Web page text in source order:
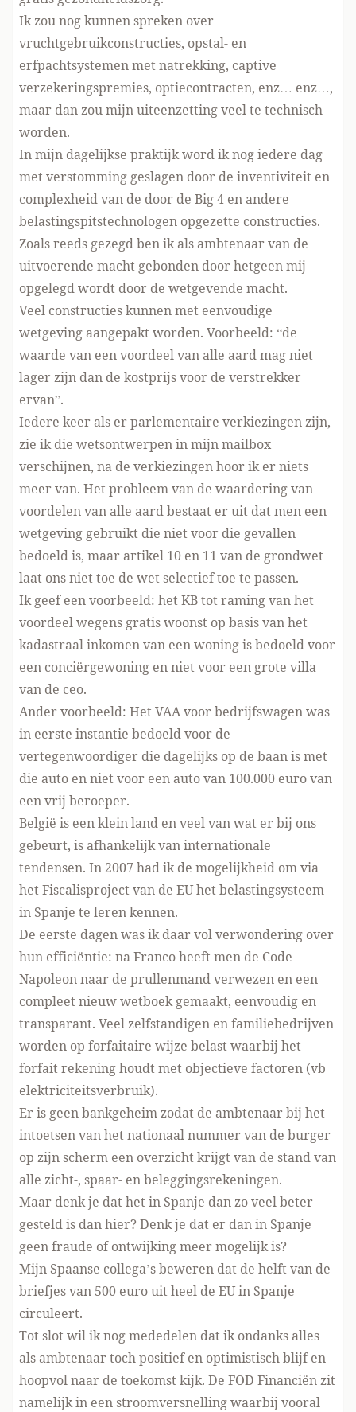
Ik zou nog kunnen spreken over
vruchtgebruikconstructies, opstal- en
erfpachtsystemen met natrekking, captive
verzekeringspremies, optiecontracten, enz… enz…,
maar dan zou mijn uiteenzetting veel te technisch
worden.
In mijn dagelijkse praktijk word ik nog iedere dag
met verstomming geslagen door de inventiviteit en
complexheid van de door de Big 4 en andere
belastingspitstechnologen opgezette constructies.
Zoals reeds gezegd ben ik als ambtenaar van de
uitvoerende macht gebonden door hetgeen mij
opgelegd wordt door de wetgevende macht.
Veel constructies kunnen met eenvoudige
wetgeving aangepakt worden. Voorbeeld: “de
waarde van een voordeel van alle aard mag niet
lager zijn dan de kostprijs voor de verstrekker
ervan”.
Iedere keer als er parlementaire verkiezingen zijn,
zie ik die wetsontwerpen in mijn mailbox
verschijnen, na de verkiezingen hoor ik er niets
meer van. Het probleem van de waardering van
voordelen van alle aard bestaat er uit dat men een
wetgeving gebruikt die niet voor die gevallen
bedoeld is, maar artikel 10 en 11 van de grondwet
laat ons niet toe de wet selectief toe te passen.
Ik geef een voorbeeld: het KB tot raming van het
voordeel wegens gratis woonst op basis van het
kadastraal inkomen van een woning is bedoeld voor
een conciërgewoning en niet voor een grote villa
van de ceo.
Ander voorbeeld: Het VAA voor bedrijfswagen was
in eerste instantie bedoeld voor de
vertegenwoordiger die dagelijks op de baan is met
die auto en niet voor een auto van 100.000 euro van
een vrij beroeper.
België is een klein land en veel van wat er bij ons
gebeurt, is afhankelijk van internationale
tendensen. In 2007 had ik de mogelijkheid om via
het Fiscalisproject van de EU het belastingsysteem
in Spanje te leren kennen.
De eerste dagen was ik daar vol verwondering over
hun efficiëntie: na Franco heeft men de Code
Napoleon naar de prullenmand verwezen en een
compleet nieuw wetboek gemaakt, eenvoudig en
transparant. Veel zelfstandigen en familiebedrijven
worden op forfaitaire wijze belast waarbij het
forfait rekening houdt met objectieve factoren (vb
elektriciteitsverbruik).
Er is geen bankgeheim zodat de ambtenaar bij het
intoetsen van het nationaal nummer van de burger
op zijn scherm een overzicht krijgt van de stand van
alle zicht-, spaar- en beleggingsrekeningen.
Maar denk je dat het in Spanje dan zo veel beter
gesteld is dan hier? Denk je dat er dan in Spanje
geen fraude of ontwijking meer mogelijk is?
Mijn Spaanse collega’s beweren dat de helft van de
briefjes van 500 euro uit heel de EU in Spanje
circuleert.
Tot slot wil ik nog mededelen dat ik ondanks alles
als ambtenaar toch positief en optimistisch blijf en
hoopvol naar de toekomst kijk. De FOD Financiën zit
namelijk in een stroomversnelling waarbij vooral